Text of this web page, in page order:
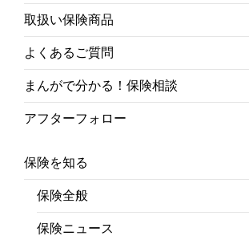
取扱い保険商品
よくあるご質問
まんがで分かる！保険相談
アフターフォロー
保険を知る
保険全般
保険ニュース